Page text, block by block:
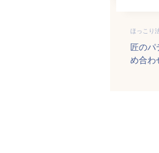
ほっこり
匠のパ
め合わ